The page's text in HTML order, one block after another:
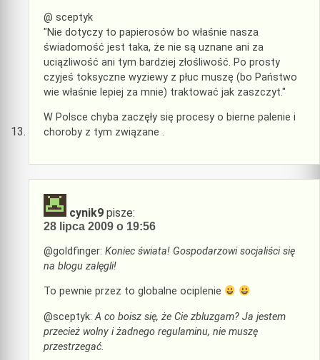
@ sceptyk
"Nie dotyczy to papierosów bo właśnie nasza
świadomość jest taka, że nie są uznane ani za
uciążliwość ani tym bardziej złośliwość. Po prosty
czyjeś toksyczne wyziewy z płuc muszę (bo Państwo
wie właśnie lepiej za mnie) traktować jak zaszczyt."
W Polsce chyba zaczęły się procesy o bierne palenie i
choroby z tym związane .
cynik9 pisze:
28 lipca 2009 o 19:56
@goldfinger: Koniec świata! Gospodarzowi socjaliści się
na blogu zalęgli!
To pewnie przez to globalne ociplenie
@sceptyk:A co boisz się, że Cie zbluzgam? Ja jestem
przecież wolny i żadnego regulaminu, nie muszę
przestrzegać.